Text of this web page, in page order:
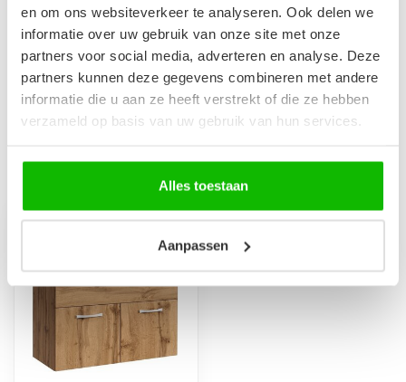
en om ons websiteverkeer te analyseren. Ook delen we
informatie over uw gebruik van onze site met onze
partners voor social media, adverteren en analyse. Deze
partners kunnen deze gegevens combineren met andere
informatie die u aan ze heeft verstrekt of die ze hebben
verzameld op basis van uw gebruik van hun services.
Alles toestaan
Aanpassen
Afvoerplug groot - chroom -
met overloop
Op voorraad
€29,95
Recent bekeken